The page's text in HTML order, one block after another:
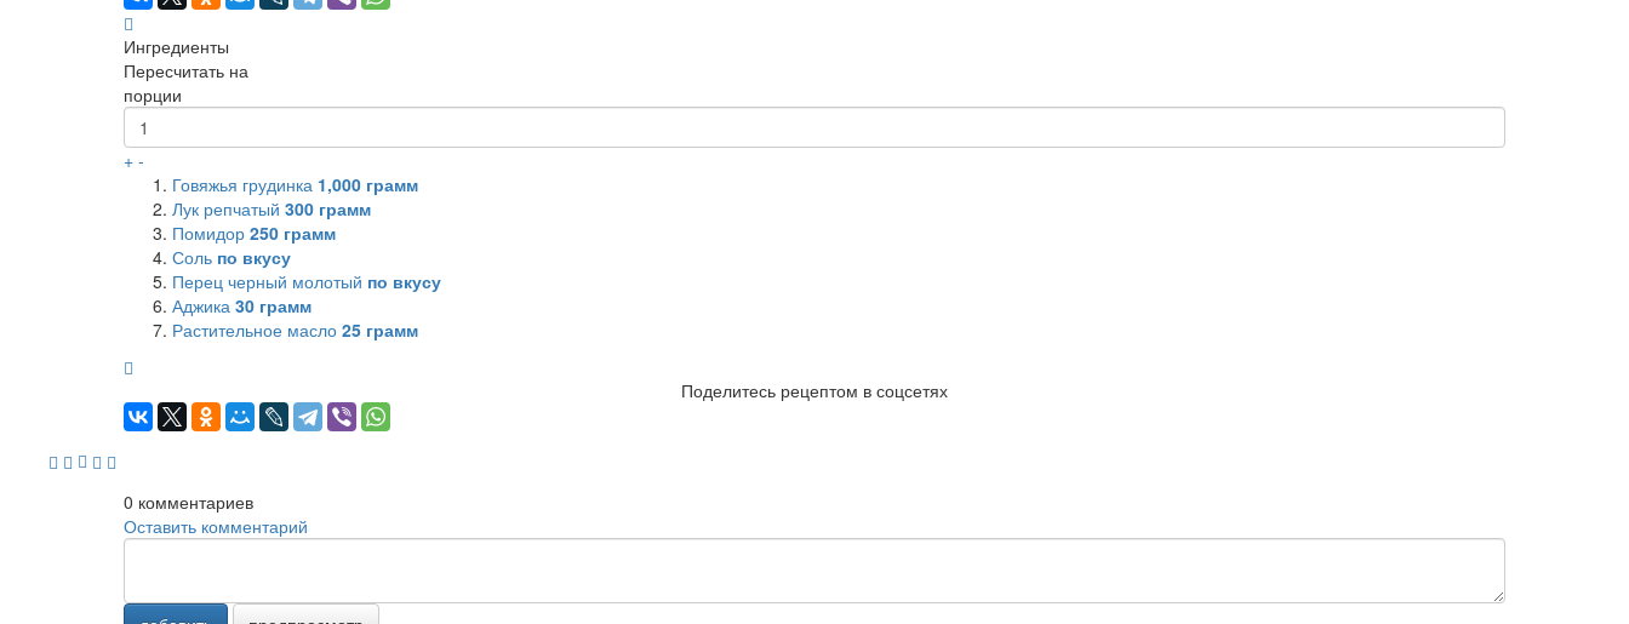
Ингредиенты
Пересчитать на
порции
+ -
Говяжья грудинка 1,000 грамм
Лук репчатый 300 грамм
Помидор 250 грамм
Соль по вкусу
Перец черный молотый по вкусу
Аджика 30 грамм
Растительное масло 25 грамм
Поделитесь рецептом в соцсетях
0 комментариев
Оставить комментарий